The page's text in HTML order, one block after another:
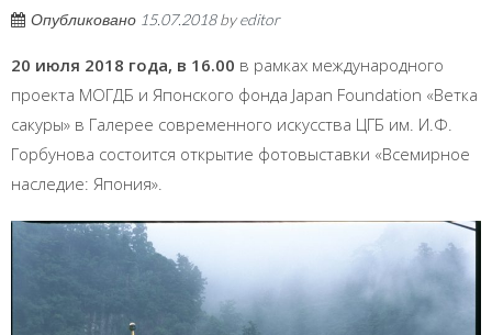
Опубликовано 15.07.2018byeditor
20 июля 2018 года, в 16.00 в рамках международного
проекта МОГДБ и Японского фонда Japan Foundation «Ветка
сакуры» в Галерее современного искусства ЦГБ им. И.Ф.
Горбунова состоится открытие фотовыставки «Всемирное
наследие: Япония».